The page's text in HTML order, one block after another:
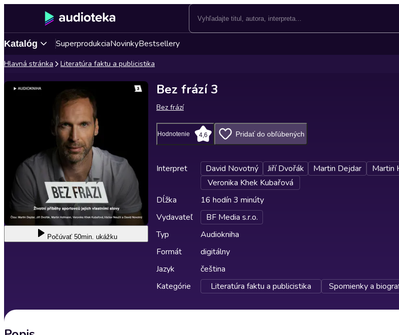
Katalóg SuperprodukciaNovinkyBestsellery
Hlavná stránka Literatúra faktu a publicistika
Počúvať 50min. ukážku
Bez frází 3
Bez frází
Hodnotenie 4,6 Pridať do obľúbených
Interpret David Novotný Jiří Dvořák Martin Dejdar Martin
Veronika Khek Kubařová
Dĺžka
16 hodín 3 minúty
Vydavateľ
BF Media s.r.o.
Typ
Audiokniha
Formát
digitálny
Jazyk
čeština
Kategórie
Literatúra faktu a publicistika Spomienky a